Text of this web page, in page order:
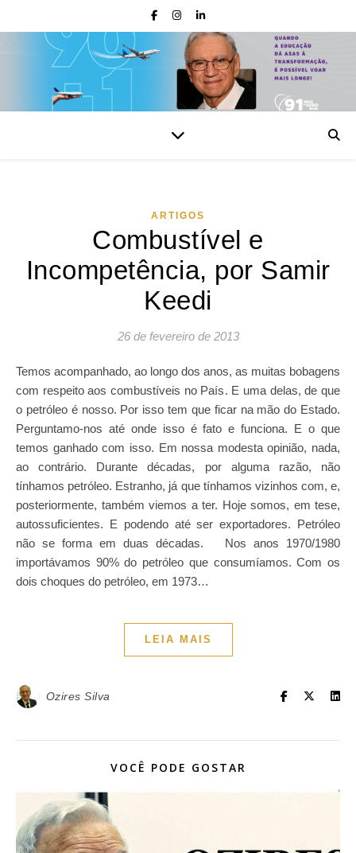
ARTIGOS
Combustível e
Incompetência, por Samir
Keedi
26 de fevereiro de 2013
Temos acompanhado, ao longo dos anos, as muitas bobagens
com respeito aos combustíveis no País. E uma delas, de que
o petróleo é nosso. Por isso tem que ficar na mão do Estado.
Perguntamo-nos até onde isso é fato e funciona. E o que
temos ganhado com isso. Em nossa modesta opinião, nada,
ao contrário. Durante décadas, por alguma razão, não
tínhamos petróleo. Estranho, já que tínhamos vizinhos com, e,
posteriormente, também viemos a ter. Hoje somos, em tese,
autossuficientes. E podendo até ser exportadores. Petróleo
não se forma em duas décadas. Nos anos 1970/1980
importávamos 90% do petróleo que consumíamos. Com os
dois choques do petróleo, em 1973…
LEIA MAIS
Ozires Silva
VOCÊ PODE GOSTAR